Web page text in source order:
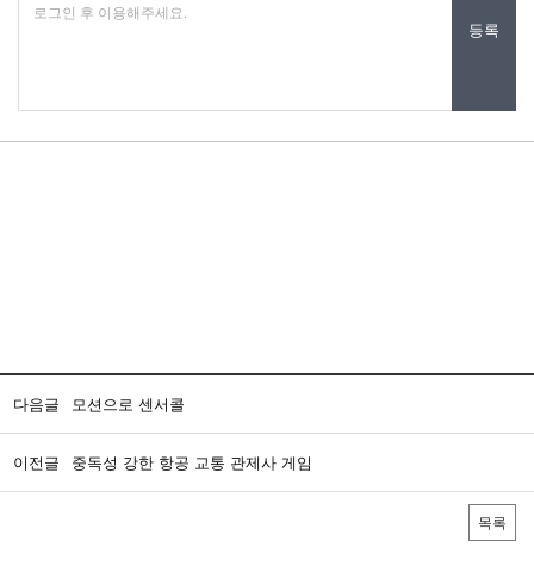
로그인 후 이용해주세요.
등록
다음글 모션으로 센서콜
이전글 중독성 강한 항공 교통 관제사 게임
목록